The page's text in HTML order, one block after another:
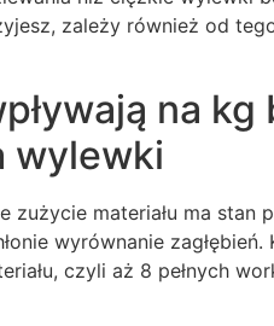
zależy również od
na kg
wylewki
zużycie materiału ma stan
wyrównanie
czyli aż 8 pełnych